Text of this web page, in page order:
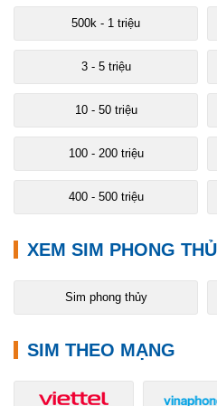
500k - 1 triệu
3 - 5 triệu
10 - 50 triệu
100 - 200 triệu
400 - 500 triệu
XEM SIM PHONG
Sim phong thủy
SIM THEO MẠNG